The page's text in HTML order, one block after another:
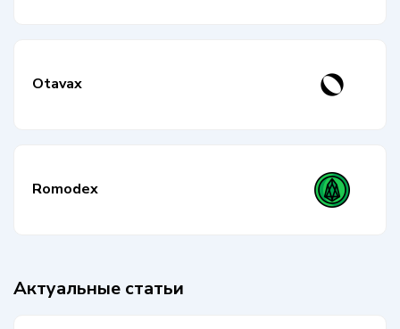
Otavax
Romodex
Актуальные статьи